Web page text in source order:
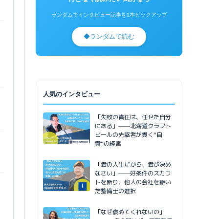
ランダムでインタビュー記事を1本ピックアップ
◆ランダムで読む
人気のインタビュー
「失敗の責任は、任せた自分
にある」——北海道クラフト
ビールの先駆者が貫く”自
責”の経営
「君の人生だから、君が決め
なさい」——好条件のスカウ
トを断り、他人の会社を継い
だ整備士の選択
「なぜ褒めてくれないの」